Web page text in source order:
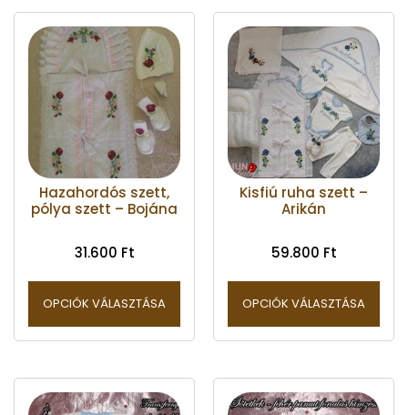
Hazahordós szett,
pólya szett – Bojána
31.600 Ft
OPCIÓK VÁLASZTÁSA
Kisfiú ruha szett –
Arikán
59.800 Ft
OPCIÓK VÁLASZTÁSA